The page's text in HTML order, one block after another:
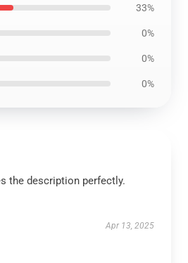
33%
0%
0%
0%
the description perfectly.
Apr 13, 2025